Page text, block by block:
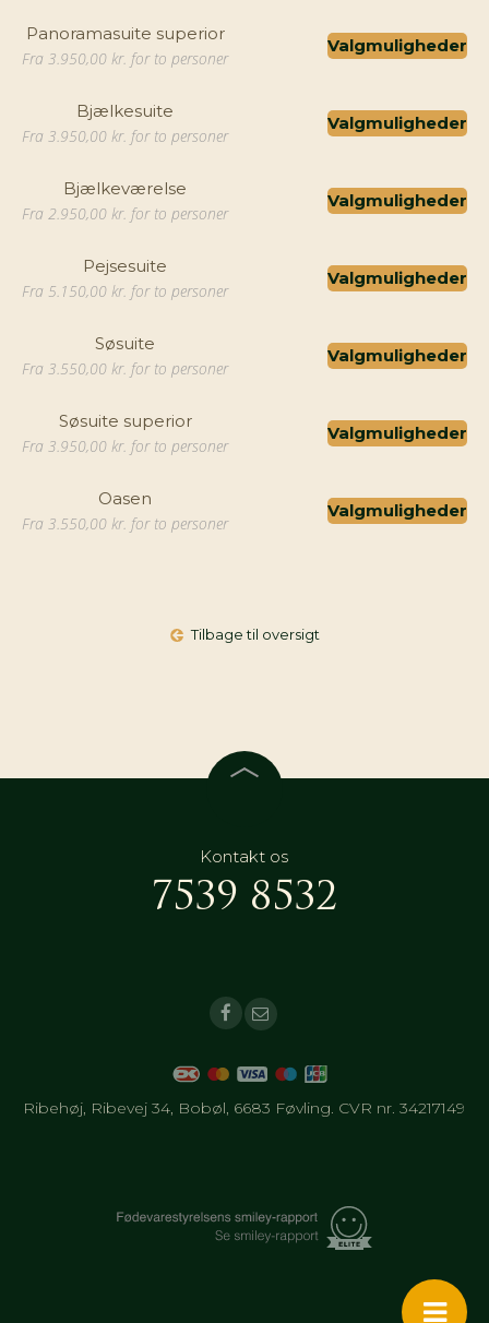
Panoramasuite superior
Fra 3.950,00 kr. for to personer
Valgmuligheder
Bjælkesuite
Fra 3.950,00 kr. for to personer
Valgmuligheder
Bjælkeværelse
Fra 2.950,00 kr. for to personer
Valgmuligheder
Pejsesuite
Fra 5.150,00 kr. for to personer
Valgmuligheder
Søsuite
Fra 3.550,00 kr. for to personer
Valgmuligheder
Søsuite superior
Fra 3.950,00 kr. for to personer
Valgmuligheder
Oasen
Fra 3.550,00 kr. for to personer
Valgmuligheder
Tilbage til oversigt
Kontakt os
7539 8532
Ribehøj, Ribevej 34, Bobøl, 6683 Føvling. CVR nr. 34217149